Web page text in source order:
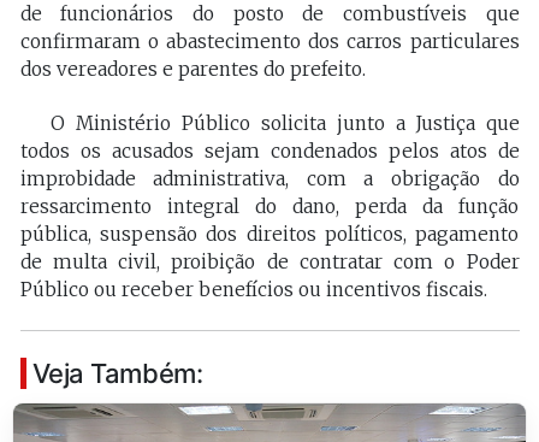
de funcionários do posto de combustíveis que
confirmaram o abastecimento dos carros particulares
dos vereadores e parentes do prefeito.
O Ministério Público solicita junto a Justiça que
todos os acusados sejam condenados pelos atos de
improbidade administrativa, com a obrigação do
ressarcimento integral do dano, perda da função
pública, suspensão dos direitos políticos, pagamento
de multa civil, proibição de contratar com o Poder
Público ou receber benefícios ou incentivos fiscais.
Veja Também: